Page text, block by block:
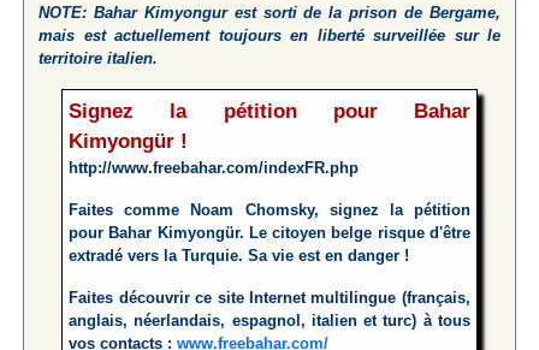
NOTE: Bahar Kimyongur est sorti de la prison de Bergame,
mais est actuellement toujours en liberté surveillée sur le
territoire italien.
Signez la pétition pour Bahar
Kimyongür !
http://www.freebahar.com/indexFR.php
Faites comme Noam Chomsky, signez la pétition
pour Bahar Kimyongür. Le citoyen belge risque d'être
extradé vers la Turquie. Sa vie est en danger !
Faites découvrir ce site Internet multilingue (français,
anglais, néerlandais, espagnol, italien et turc) à tous
vos contacts :www.freebahar.com/